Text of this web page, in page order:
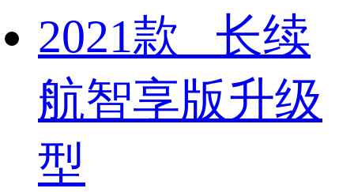
2021款 长续
航智享版升级
型